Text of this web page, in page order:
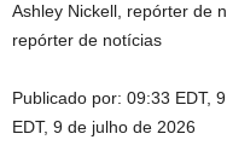
Ashley Nickell, repórter de
repórter de notícias
Publicado por: 09:33 EDT,
EDT, 9 de julho de 2026